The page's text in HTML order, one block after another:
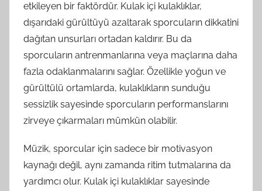
etkileyen bir faktördür. Kulak içi kulaklıklar,
dışarıdaki gürültüyü azaltarak sporcuların dikkatini
dağıtan unsurları ortadan kaldırır. Bu da
sporcuların antrenmanlarına veya maçlarına daha
fazla odaklanmalarını sağlar. Özellikle yoğun ve
gürültülü ortamlarda, kulaklıkların sunduğu
sessizlik sayesinde sporcuların performanslarını
zirveye çıkarmaları mümkün olabilir.
Müzik, sporcular için sadece bir motivasyon
kaynağı değil, aynı zamanda ritim tutmalarına da
yardımcı olur. Kulak içi kulaklıklar sayesinde